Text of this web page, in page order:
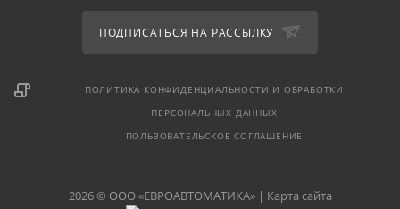
ПОДПИСАТЬСЯ НА РАССЫЛКУ
ПОЛИТИКА КОНФИДЕНЦИАЛЬНОСТИ И ОБРАБОТКИ
ПЕРСОНАЛЬНЫХ ДАННЫХ
ПОЛЬЗОВАТЕЛЬСКОЕ СОГЛАШЕНИЕ
2026 © ООО «ЕВРОАВТОМАТИКА» | Карта сайта